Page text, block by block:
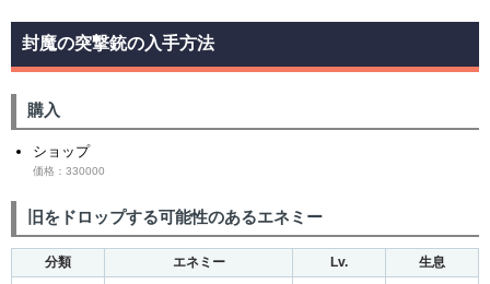
封魔の突撃銃の入手方法
購入
ショップ
価格：330000
旧をドロップする可能性のあるエネミー
分類 エネミー Lv. 生息